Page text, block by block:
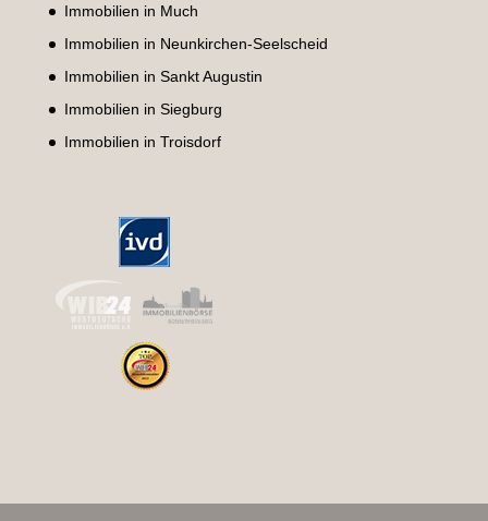
Immobilien in Much
Immobilien in Neunkirchen-Seelscheid
Immobilien in Sankt Augustin
Immobilien in Siegburg
Immobilien in Troisdorf